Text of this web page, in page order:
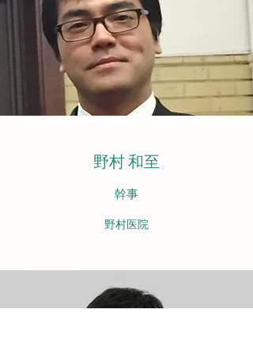
野村 和至
幹事
野村医院